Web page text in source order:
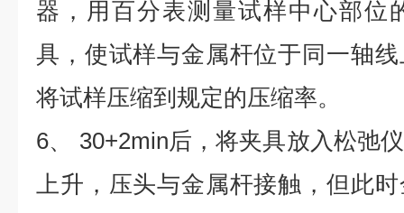
器，用百分表测量试样中心部位
具，使试样与金属杆位于同一轴
将试样压缩到规定的压缩率。
6、 30+2min后，将夹具放入松弛
上升，压头与金属杆接触，但此